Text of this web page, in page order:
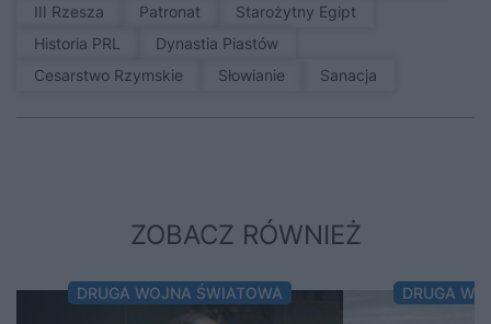
III Rzesza
patronat
Starożytny Egipt
Historia PRL
Dynastia Piastów
Cesarstwo Rzymskie
Słowianie sanacja
ZOBACZ RÓWNIEŻ
DRUGA WOJNA ŚWIATOWA DRUGA